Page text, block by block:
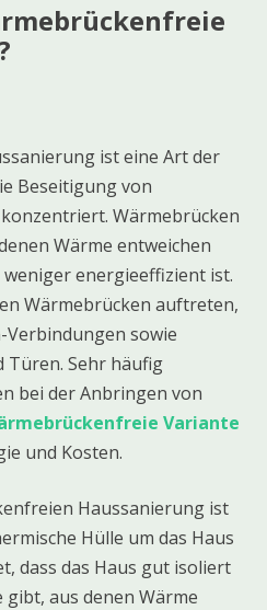
ist eine Art der
Beseitigung von
Wärmebrücken
Wärme entweichen
energieeffizient ist.
Wärmebrücken auftreten,
Verbindungen sowie
Türen. Sehr häufig
bei der Anbringen von
Variante
und Kosten.
Haussanierung ist
Hülle um das Haus
dass das Haus gut isoliert
gibt, aus denen Wärme